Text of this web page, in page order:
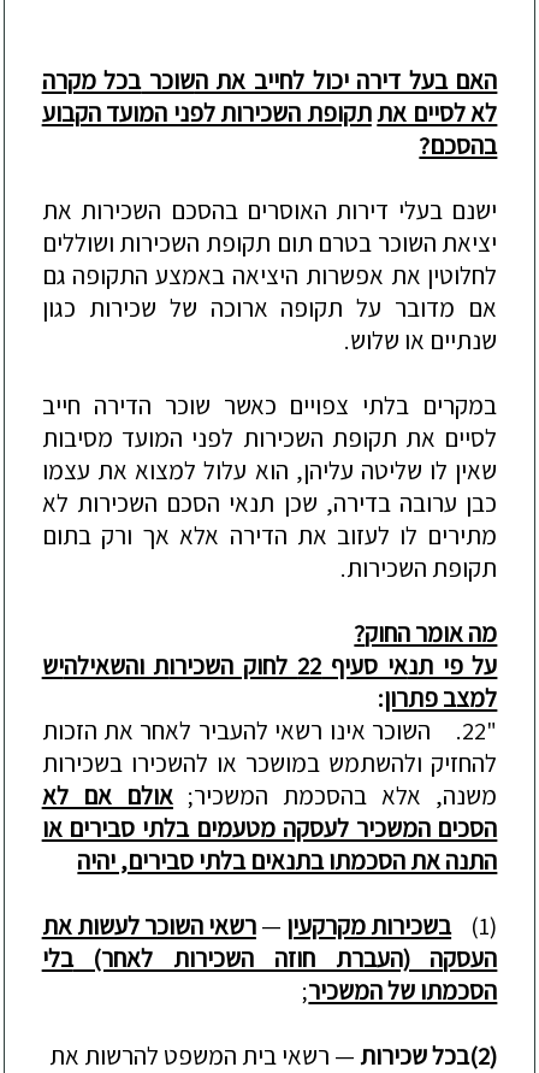
האם בעל דירה יכול לחייב את השוכרבכל מקרה
לא לסיים אתתקופת השכירות לפני המועד הקבוע
בהסכם?
ישנם בעלי דירות האוסרים בהסכם השכירות את
יציאת השוכר בטרם תום תקופת השכירות ושוללים
לחלוטין את אפשרות היציאה באמצע התקופה גם
אם מדובר על תקופה ארוכה של שכירות כגון
שנתיים או שלוש.
במקרים בלתי צפויים כאשר שוכר הדירה חייב
לסיים את תקופת השכירות לפני המועד מסיבות
שאין לו שליטה עליהן, הוא עלול למצוא את עצמו
כבן ערובהבדירה, שכן תנאי הסכם השכירות לא
מתירים לו לעזוב את הדירה אלא אך ורקבתום
תקופת השכירות.
מה אומר החוק?
על פי תנאי סעיף 22 לחוק השכירו ת והשאילהיש
למצב פתרון:
"
22. השוכר אינו רשאי להעביר לאחר את הזכות
להחזיק ולהשתמש במושכר או להשכירו בשכירות
משנה, אלא בהסכמת המשכיר;אולם אם לא
הסכים המשכיר לעסקה מטעמים בלתי סבירים או
התנה את הסכמתו בתנאים בלתי סבירים, יהיה
(1)
בשכירות מקרקעין —רשאי השוכר לעשות את
העסקה (העברת חוזה השכירות לאחר)בלי
הסכמתו של המשכיר;
(2)
בכל שכירות— רשאי בית המשפט להרשות את